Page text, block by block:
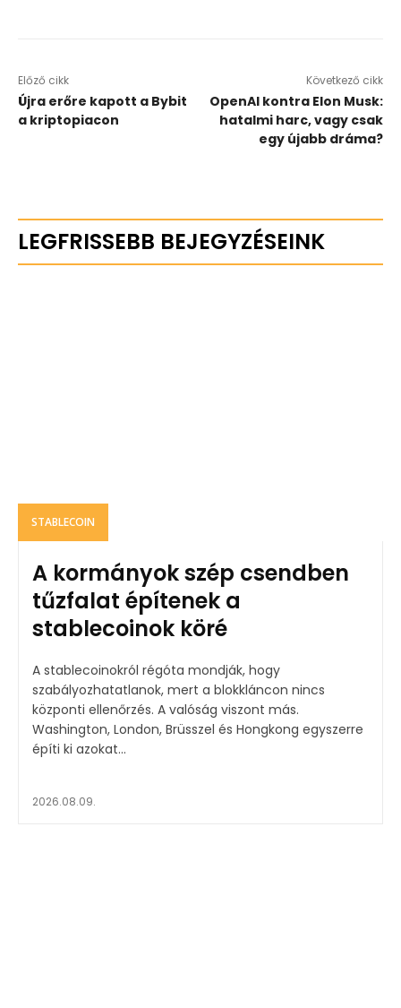
Előző cikk
Újra erőre kapott a Bybit
a kriptopiacon
Következő cikk
OpenAI kontra Elon Musk:
hatalmi harc, vagy csak
egy újabb dráma?
LEGFRISSEBB BEJEGYZÉSEINK
STABLECOIN
A kormányok szép csendben
tűzfalat építenek a
stablecoinok köré
A stablecoinokról régóta mondják, hogy
szabályozhatatlanok, mert a blokkláncon nincs
központi ellenőrzés. A valóság viszont más.
Washington, London, Brüsszel és Hongkong egyszerre
építi ki azokat...
2026.08.09.